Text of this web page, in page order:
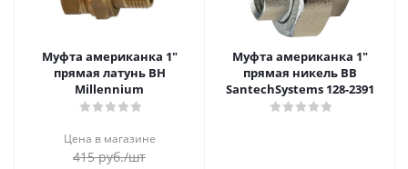
Муфта американка 1"
прямая латунь ВН
Millennium
Цена в магазине
415руб./шт
Муфта американка 1"
прямая никель ВВ
SantechSystems 128-2391